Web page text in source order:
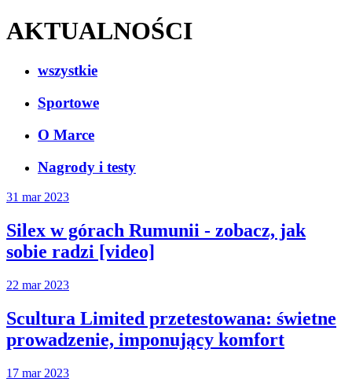
AKTUALNOŚCI
wszystkie
Sportowe
O Marce
Nagrody i testy
31 mar 2023
Silex w górach Rumunii - zobacz, jak
sobie radzi [video]
22 mar 2023
Scultura Limited przetestowana: świetne
prowadzenie, imponujący komfort
17 mar 2023